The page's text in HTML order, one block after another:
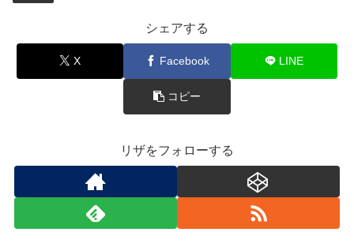
シェアする
X Facebook LINE
コピー
リザをフォローする